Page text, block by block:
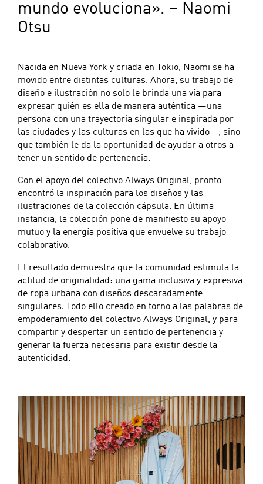
mundo evoluciona». – Naomi
Otsu
Nacida en Nueva York y criada en Tokio, Naomi se ha
movido entre distintas culturas. Ahora, su trabajo de
diseño e ilustración no solo le brinda una vía para
expresar quién es ella de manera auténtica —una
persona con una trayectoria singular e inspirada por
las ciudades y las culturas en las que ha vivido—, sino
que también le da la oportunidad de ayudar a otros a
tener un sentido de pertenencia.
Con el apoyo del colectivo Always Original, pronto
encontró la inspiración para los diseños y las
ilustraciones de la colección cápsula. En última
instancia, la colección pone de manifiesto su apoyo
mutuo y la energía positiva que envuelve su trabajo
colaborativo.
El resultado demuestra que la comunidad estimula la
actitud de originalidad: una gama inclusiva y expresiva
de ropa urbana con diseños descaradamente
singulares. Todo ello creado en torno a las palabras de
empoderamiento del colectivo Always Original, y para
compartir y despertar un sentido de pertenencia y
generar la fuerza necesaria para existir desde la
autenticidad.